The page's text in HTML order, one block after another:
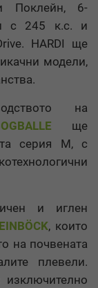
Поклейн, 6-
с 245 к.с. и
HARDI ще
модели,
на
ще
серия М, с
и иглен
EINBÖCK, които
на почвената
плевели.